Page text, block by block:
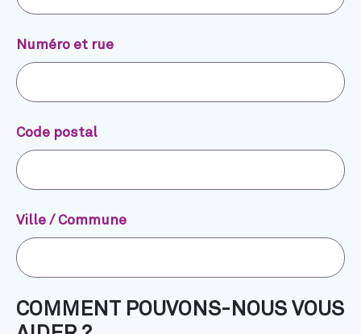
Numéro et rue
Code postal
Ville / Commune
COMMENT POUVONS-NOUS VOUS